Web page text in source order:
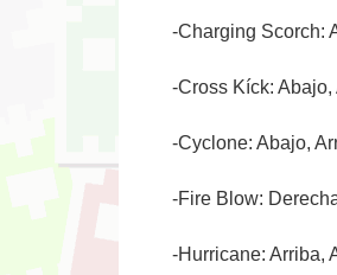
-Charging Scorch:
-Cross Kíck:
-Cyclone: Abajo,
-Fire Blow:
-Hurricane: Arriba,